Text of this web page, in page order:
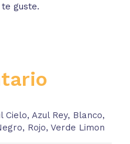
guste.
Cielo, Azul Rey, Blanco,
, Rojo,Verde Limon